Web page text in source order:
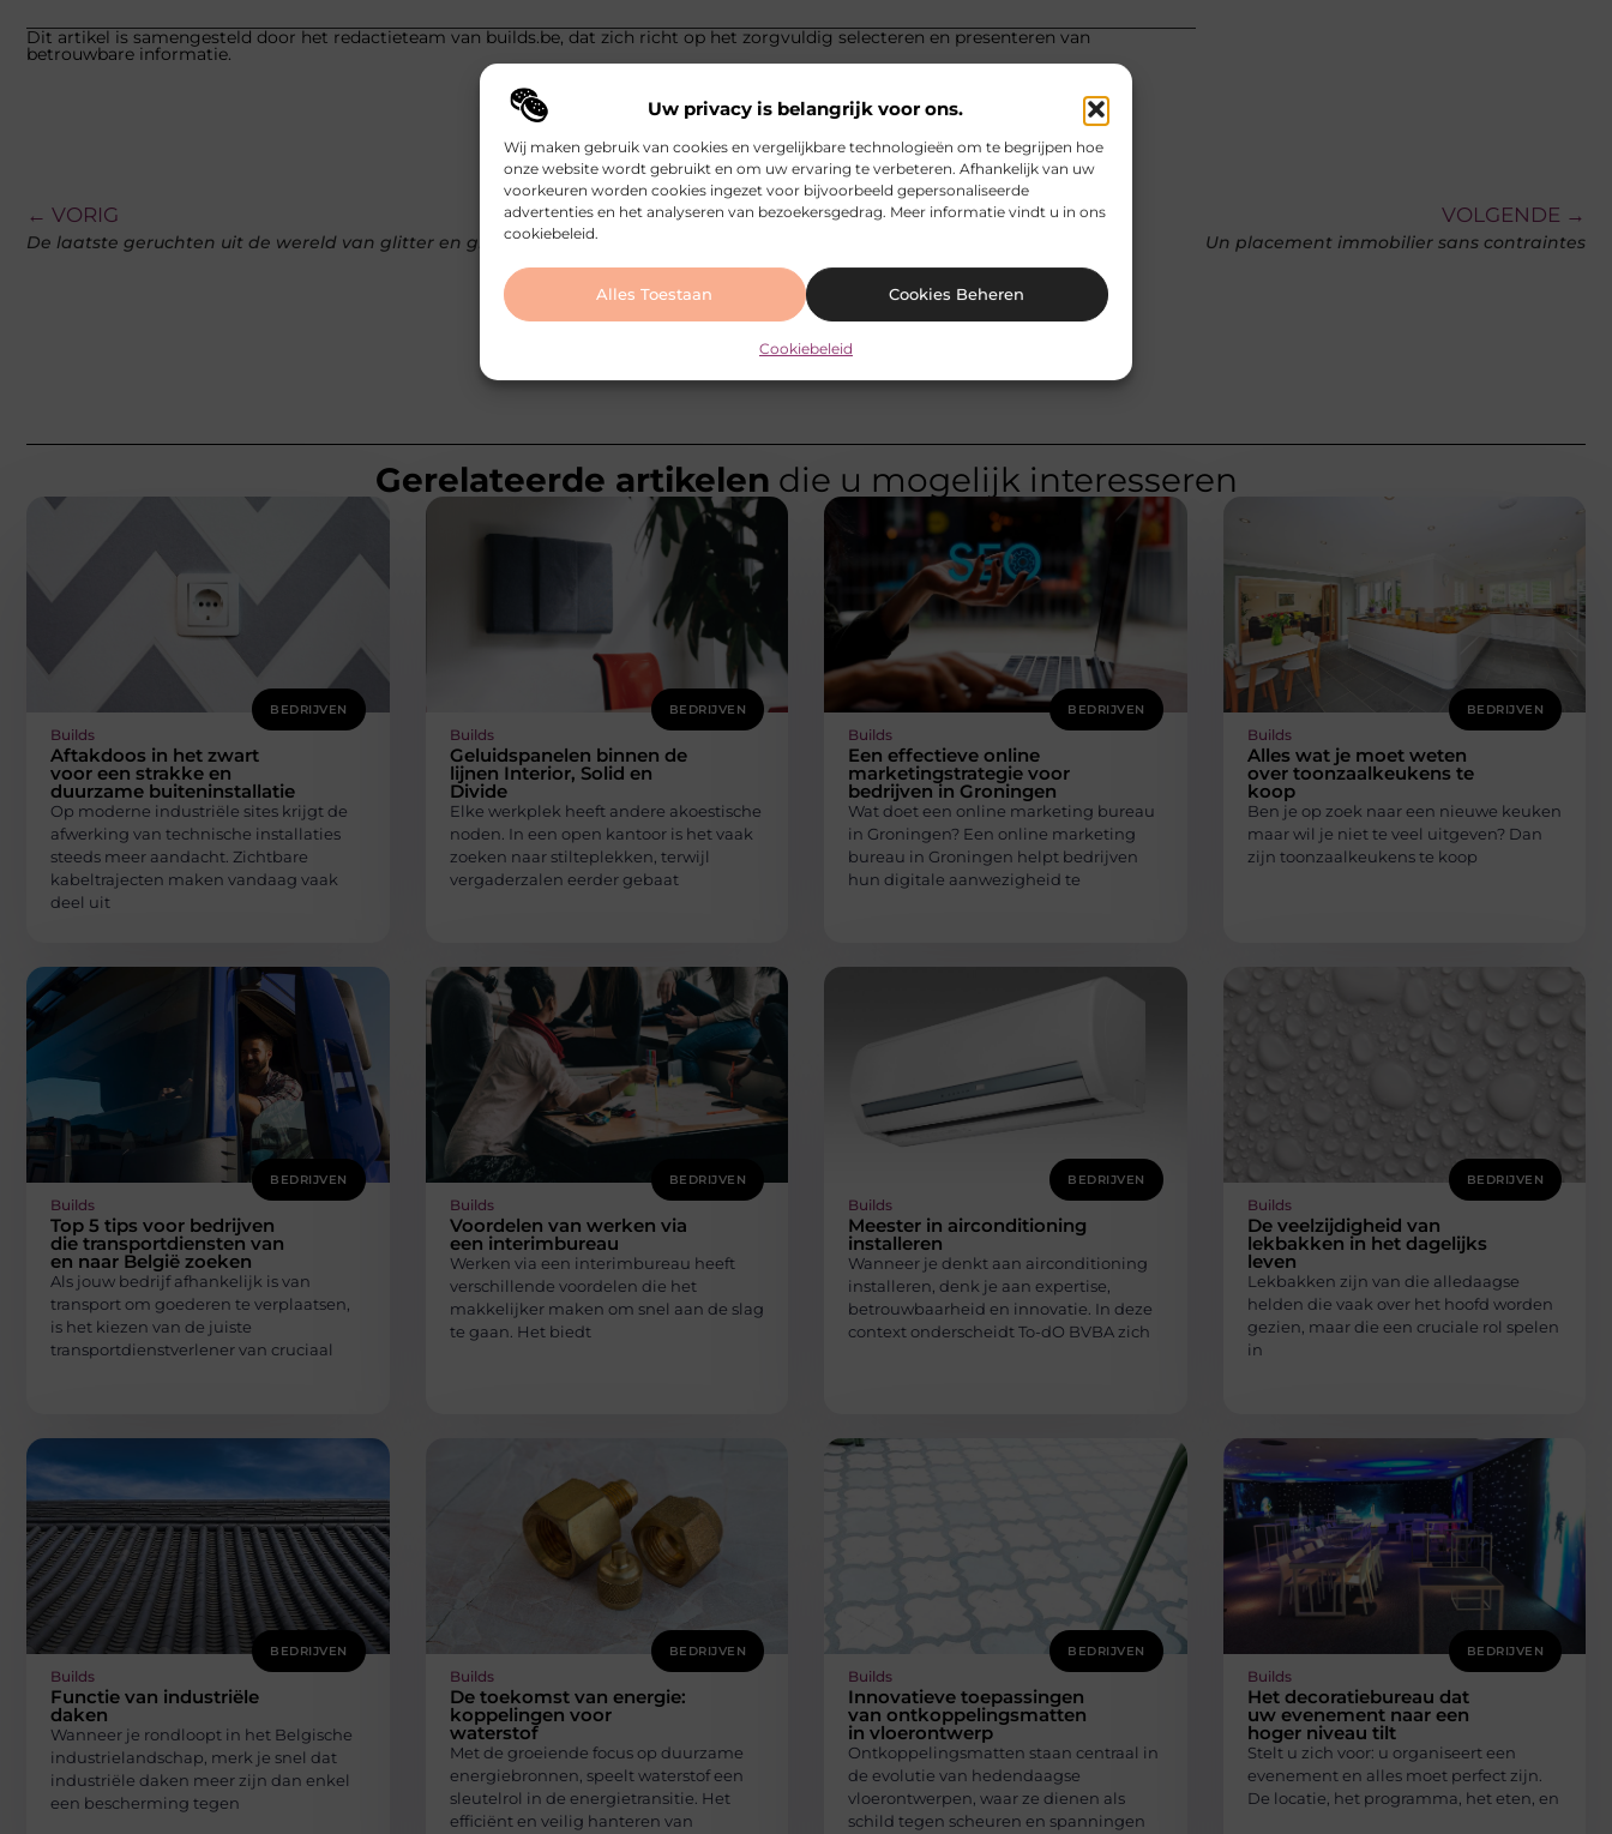
Uw privacy is belangrijk voor ons.
Wij maken gebruik van cookies en vergelijkbare technologieën om te begrijpen hoe
onze website wordt gebruikt en om uw ervaring te verbeteren. Afhankelijk van uw
voorkeuren worden cookies ingezet voor bijvoorbeeld gepersonaliseerde
advertenties en het analyseren van bezoekersgedrag. Meer informatie vindt u in ons
cookiebeleid.
Alles Toestaan Cookies Beheren
Cookiebeleid
Dit artikel is samengesteld door het redactieteam van builds.be, dat zich richt op het zorgvuldig selecteren en presenteren van
betrouwbare informatie.
← VORIG
De laatste geruchten uit de wereld van glitter en glamour
VOLGENDE →
Un placement immobilier sans contraintes
Gerelateerde artikelen die u mogelijk interesseren
BEDRIJVEN
Builds
Aftakdoos in het zwart
voor een strakke en
duurzame buiteninstallatie
Op moderne industriële sites krijgt de
afwerking van technische installaties
steeds meer aandacht. Zichtbare
kabeltrajecten maken vandaag vaak
deel uit
BEDRIJVEN
Builds
Geluidspanelen binnen de
lijnen Interior, Solid en
Divide
Elke werkplek heeft andere akoestische
noden. In een open kantoor is het vaak
zoeken naar stilteplekken, terwijl
vergaderzalen eerder gebaat
BEDRIJVEN
Builds
Een effectieve online
marketingstrategie voor
bedrijven in Groningen
Wat doet een online marketing bureau
in Groningen? Een online marketing
bureau in Groningen helpt bedrijven
hun digitale aanwezigheid te
BEDRIJVEN
Builds
Alles wat je moet weten
over toonzaalkeukens te
koop
Ben je op zoek naar een nieuwe keuken
maar wil je niet te veel uitgeven? Dan
zijn toonzaalkeukens te koop
BEDRIJVEN
Builds
Top 5 tips voor bedrijven
die transportdiensten van
en naar België zoeken
Als jouw bedrijf afhankelijk is van
transport om goederen te verplaatsen,
is het kiezen van de juiste
transportdienstverlener van cruciaal
BEDRIJVEN
Builds
Voordelen van werken via
een interimbureau
Werken via een interimbureau heeft
verschillende voordelen die het
makkelijker maken om snel aan de slag
te gaan. Het biedt
BEDRIJVEN
Builds
Meester in airconditioning
installeren
Wanneer je denkt aan airconditioning
installeren, denk je aan expertise,
betrouwbaarheid en innovatie. In deze
context onderscheidt To-dO BVBA zich
BEDRIJVEN
Builds
De veelzijdigheid van
lekbakken in het dagelijks
leven
Lekbakken zijn van die alledaagse
helden die vaak over het hoofd worden
gezien, maar die een cruciale rol spelen
in
BEDRIJVEN
Builds
Functie van industriële
daken
Wanneer je rondloopt in het Belgische
industrielandschap, merk je snel dat
industriële daken meer zijn dan enkel
een bescherming tegen
BEDRIJVEN
Builds
De toekomst van energie:
koppelingen voor
waterstof
Met de groeiende focus op duurzame
energiebronnen, speelt waterstof een
sleutelrol in de energietransitie. Het
efficiënt en veilig hanteren van
BEDRIJVEN
Builds
Innovatieve toepassingen
van ontkoppelingsmatten
in vloerontwerp
Ontkoppelingsmatten staan centraal in
de evolutie van hedendaagse
vloerontwerpen, waar ze dienen als
schild tegen scheuren en spanningen
BEDRIJVEN
Builds
Het decoratiebureau dat
uw evenement naar een
hoger niveau tilt
Stelt u zich voor: u organiseert een
evenement en alles moet perfect zijn.
De locatie, het programma, het eten, en